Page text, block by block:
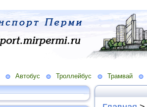
Автобус Троллейбус Трамвай